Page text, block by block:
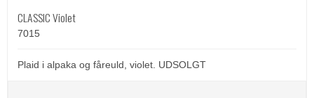
CLASSIC Violet
7015
Plaid i alpaka og fåreuld, violet. UDSOLGT